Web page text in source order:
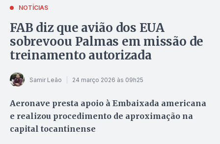
NOTÍCIAS
FAB diz que avião dos EUA
sobrevoou Palmas em missão de
treinamento autorizada
Samir Leão 24 março 2026 às 09h25
Aeronave presta apoio à Embaixada americana
e realizou procedimento de aproximação na
capital tocantinense